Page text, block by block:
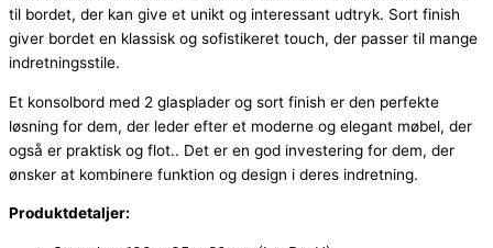
til bordet, der kan give et unikt og interessant udtryk. Sort finish
giver bordet en klassisk og sofistikeret touch, der passer til mange
indretningsstile.
Et konsolbord med 2 glasplader og sort finish er den perfekte
løsning for dem, der leder efter et moderne og elegant møbel, der
også er praktisk og flot.. Det er en god investering for dem, der
ønsker at kombinere funktion og design i deres indretning.
Produktdetaljer: